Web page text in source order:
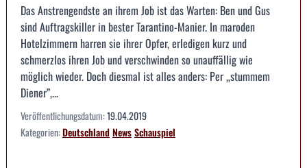
Das Anstrengendste an ihrem Job ist das Warten: Ben und Gus
sind Auftragskiller in bester Tarantino-Manier. In maroden
Hotelzimmern harren sie ihrer Opfer, erledigen kurz und
schmerzlos ihren Job und verschwinden so unauffällig wie
möglich wieder. Doch diesmal ist alles anders: Per „stummem
Diener”,...
Veröffentlichungsdatum:19.04.2019
Kategorien:DeutschlandNewsSchauspiel